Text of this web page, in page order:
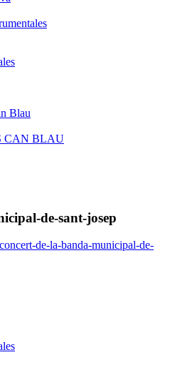
Blau
CAN BLAU
de-sant-josep
concert-de-la-banda-municipal-de-